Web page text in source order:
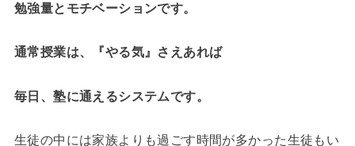
勉強量とモチベーションです。
通常授業は、『やる気』さえあれば
毎日、塾に通えるシステムです。
生徒の中には家族よりも過ごす時間が多かった生徒もい